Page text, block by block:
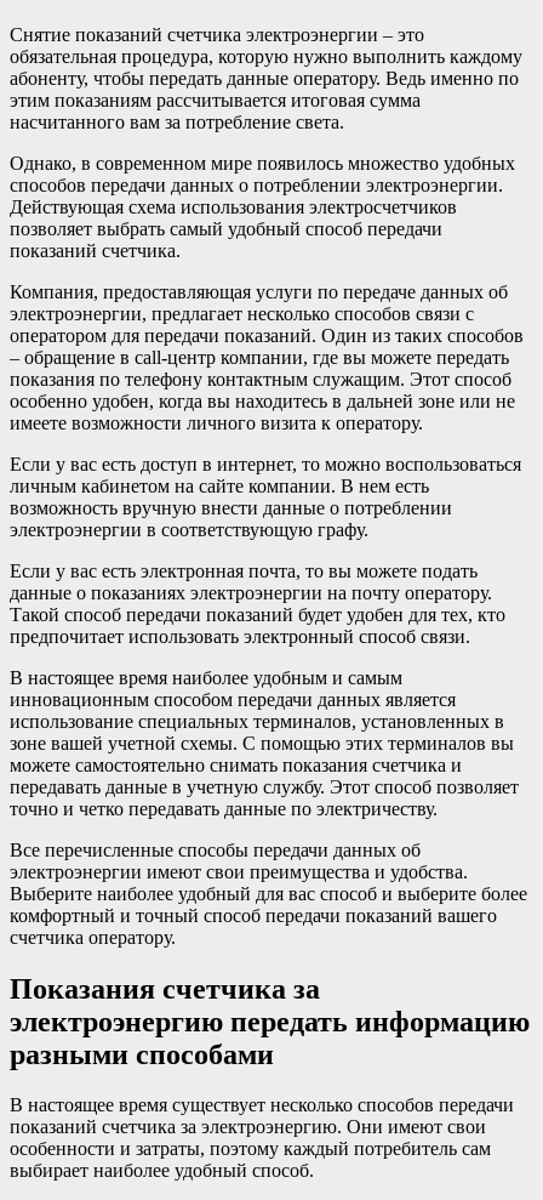
Снятие показаний счетчика электроэнергии – это
обязательная процедура, которую нужно выполнить каждому
абоненту, чтобы передать данные оператору. Ведь именно по
этим показаниям рассчитывается итоговая сумма
насчитанного вам за потребление света.
Однако, в современном мире появилось множество удобных
способов передачи данных о потреблении электроэнергии.
Действующая схема использования электросчетчиков
позволяет выбрать самый удобный способ передачи
показаний счетчика.
Компания, предоставляющая услуги по передаче данных об
электроэнергии, предлагает несколько способов связи с
оператором для передачи показаний. Один из таких способов
– обращение в call-центр компании, где вы можете передать
показания по телефону контактным служащим. Этот способ
особенно удобен, когда вы находитесь в дальней зоне или не
имеете возможности личного визита к оператору.
Если у вас есть доступ в интернет, то можно воспользоваться
личным кабинетом на сайте компании. В нем есть
возможность вручную внести данные о потреблении
электроэнергии в соответствующую графу.
Если у вас есть электронная почта, то вы можете подать
данные о показаниях электроэнергии на почту оператору.
Такой способ передачи показаний будет удобен для тех, кто
предпочитает использовать электронный способ связи.
В настоящее время наиболее удобным и самым
инновационным способом передачи данных является
использование специальных терминалов, установленных в
зоне вашей учетной схемы. С помощью этих терминалов вы
можете самостоятельно снимать показания счетчика и
передавать данные в учетную службу. Этот способ позволяет
точно и четко передавать данные по электричеству.
Все перечисленные способы передачи данных об
электроэнергии имеют свои преимущества и удобства.
Выберите наиболее удобный для вас способ и выберите более
комфортный и точный способ передачи показаний вашего
счетчика оператору.
Показания счетчика за
электроэнергию передать информацию
разными способами
В настоящее время существует несколько способов передачи
показаний счетчика за электроэнергию. Они имеют свои
особенности и затраты, поэтому каждый потребитель сам
выбирает наиболее удобный способ.